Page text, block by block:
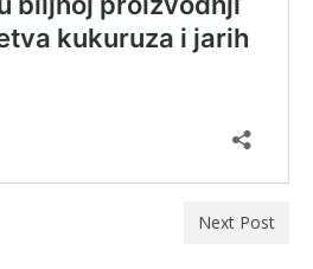
Next Post